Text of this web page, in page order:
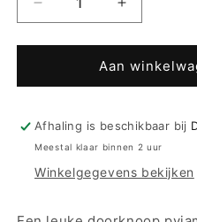
Aantal
verlagen
voor
Pastunette
doorknoop
bloemen
-
100-
-
Aantal
verhogen
voor
Pastunette
doorknoop
bloemen
100-
-
Aan
Afhaling is beschikbaar bij
Meestal klaar binnen 2 uur
Winkelgegevens bekijken